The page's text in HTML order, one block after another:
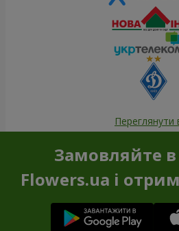
Переглянути
Замовляйте
Flowers.ua і